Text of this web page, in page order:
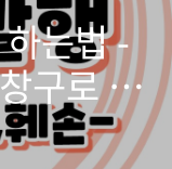
는법 -
구로 방